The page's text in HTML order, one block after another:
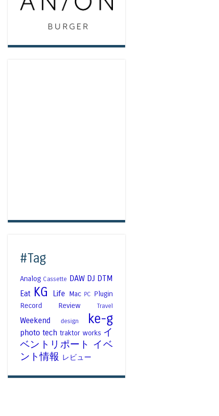
#Tag
Analog Cassette DAW DJ DTM
Eat KG Life Mac PC Plugin
Record
Review Travel
Weekend design ke-g
photo tech traktor works イ
ベントリポート
イベ
ント情報 レビュー